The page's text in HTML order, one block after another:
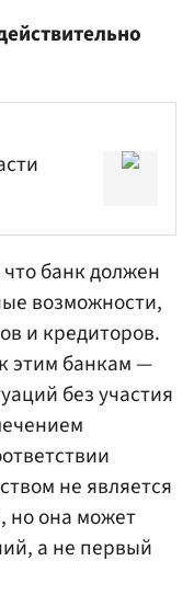
банк должен
возможности,
и кредиторов.
этим банкам —
без участия
не является
но она может
а не первый